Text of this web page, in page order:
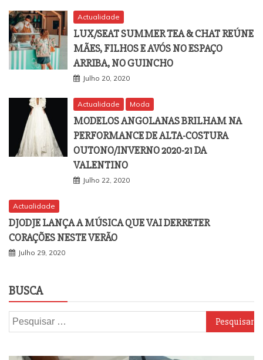
Actualidade
LUX/SEAT SUMMER TEA & CHAT REÚNE
MÃES, FILHOS E AVÓS NO ESPAÇO
ARRIBA, NO GUINCHO
Julho 20, 2020
Actualidade Moda
MODELOS ANGOLANAS BRILHAM NA
PERFORMANCE DE ALTA-COSTURA
OUTONO/INVERNO 2020-21 DA
VALENTINO
Julho 22, 2020
Actualidade
DJODJE LANÇA A MÚSICA QUE VAI DERRETER
CORAÇÕES NESTE VERÃO
Julho 29, 2020
BUSCA
Pesquisar
por: